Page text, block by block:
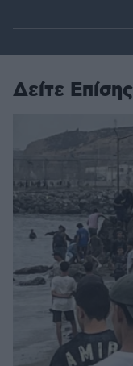
Δείτε Επίσης